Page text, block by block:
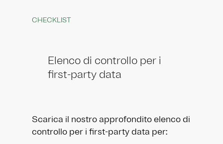
CHECKLIST
Elenco di controllo per i
first-party data
Scarica il nostro approfondito elenco di
controllo per i first-party data per: